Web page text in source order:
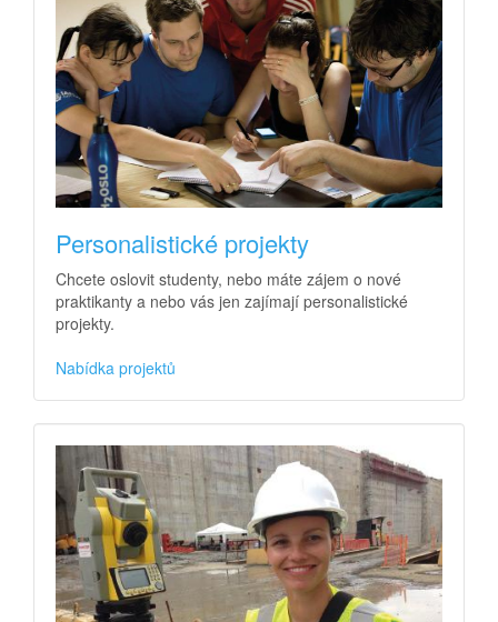
Personalistické projekty
Chcete oslovit studenty, nebo máte zájem o nové
praktikanty a nebo vás jen zajímají personalistické
projekty.
Nabídka projektů